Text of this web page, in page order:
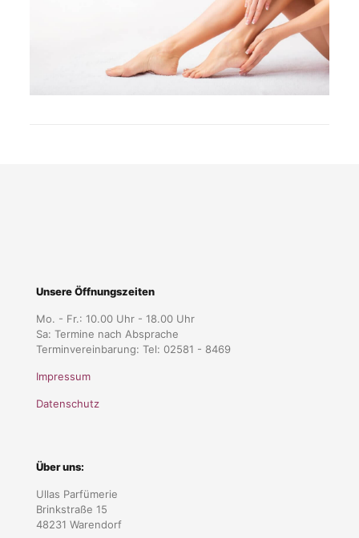
Unsere Öffnungszeiten
Mo. - Fr.: 10.00 Uhr - 18.00 Uhr
Sa: Termine nach Absprache
Terminvereinbarung: Tel: 02581 - 8469
Impressum
Datenschutz
Über uns:
Ullas Parfümerie
Brinkstraße 15
48231 Warendorf